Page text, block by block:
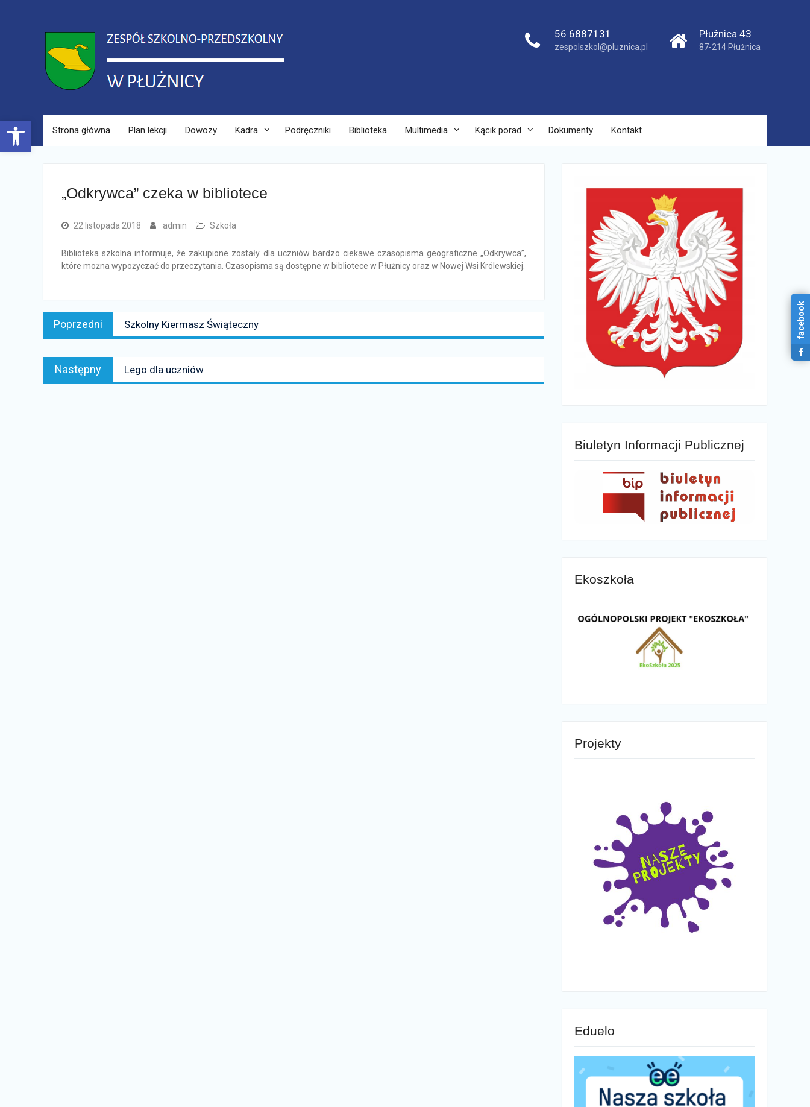
Open toolbar
56 6887131
zespolszkol@pluznica.pl
Płużnica 43
87-214 Płużnica
Strona główna Plan lekcji Dowozy Kadra Podręczniki Biblioteka Multimedia Kącik porad Dokumenty Kontakt
„Odkrywca” czeka w bibliotece
22 listopada 2018 admin Szkoła
Biblioteka szkolna informuje, że zakupione zostały dla uczniów bardzo ciekawe czasopisma geograficzne „Odkrywca”,
które można wypożyczać do przeczytania. Czasopisma są dostępne w bibliotece w Płużnicy oraz w Nowej Wsi Królewskiej.
Nawigacja
wpisu
Poprzedni
news:
Szkolny Kiermasz Świąteczny
Następny
news:
Lego dla uczniów
Biuletyn Informacji Publicznej
Ekoszkoła
Projekty
Eduelo
facebook